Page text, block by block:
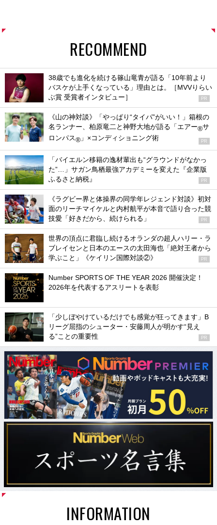
RECOMMEND
38歳でも進化を続ける篠山竜青が語る「10年前より
バスケが上手くなっている」理由とは。［MVVりらい
ぶ賞 受賞者インタビュー］
PR
《山の神対談》「やっぱり“タイパ”がいい！」箱根の
名ランナー、柏原竜二と神野大地が語る「エアー®サ
ロンパス® 」×コンディショニング術 PR
「バイエルン移籍の逸材輩出も“グラウンドがなかっ
た”…」サガン鳥栖最強アカデミーを変えた『企業版
ふるさと納税』
PR
《ラグビー界と体操界の同学年レジェンド対談》初対
面のリーチマイケルと内村航平が本音で語り合った競
技愛「好きだから、続けられる」
PR
世界の頂点に君臨し続けるオランダの超人ハリー・ラ
ブレイセンと日本のエースの太田海也「絶対王者から
学ぶこと」《ケイリン国際対談②》
PR
Number SPORTS OF THE YEAR 2026 開催決定！
2026年を代表するアスリートを表彰
「少しぼやけているだけでも感覚が狂ってきます」B
リーグ屈指のシューター・安藤周人が明かす“見え
る”ことの重要性
PR
INFORMATION